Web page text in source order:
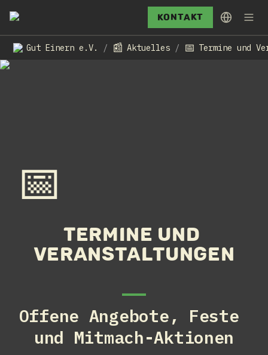
Kontakt
Gut Einern e.V. / 📰 Aktuelles / 📅
📅
Termine und
Veranstaltungen
Offene Angebote, Feste
und Mitmach-Aktionen